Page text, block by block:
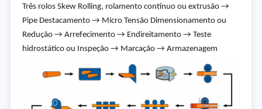
Três rolos Skew Rolling, rolamento contínuo ou extrusão →
Pipe Destacamento → Micro Tensão Dimensionamento ou
Redução → Arrefecimento → Endireitamento → Teste
hidrostático ou Inspeção → Marcação → Armazenagem